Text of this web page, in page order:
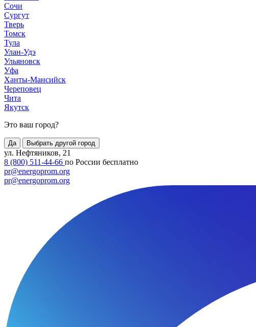
Сочи
Сургут
Тверь
Томск
Тула
Улан-Удэ
Ульяновск
Уфа
Ханты-Мансийск
Череповец
Чита
Якутск
Это ваш город?
Да Выбрать другой город
ул. Нефтяников, 21
8 (800) 511-44-66 по России бесплатно
pr@energoprom.org
pr@energoprom.org